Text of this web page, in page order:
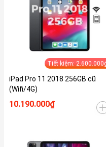
Tiết kiệm:
iPad Pro 11 2018 256GB cũ
(Wifi/4G)
10.190.000₫